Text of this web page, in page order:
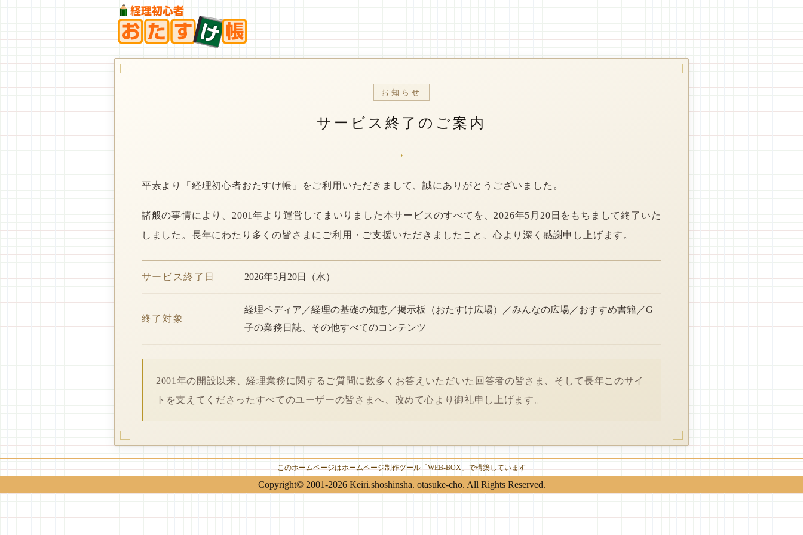
お知らせ
サービス終了のご案内
*
平素より「経理初心者おたすけ帳」をご利用いただきまして、誠にありがとうございました。
諸般の事情により、2001年より運営してまいりました本サービスのすべてを、2026年5月20日をもちまして終了いた
しました。長年にわたり多くの皆さまにご利用・ご支援いただきましたこと、心より深く感謝申し上げます。
サービス終了日 2026年5月20日（水）
終了対象
経理ペディア／経理の基礎の知恵／掲示板（おたすけ広場）／みんなの広場／おすすめ書籍／G
子の業務日誌、その他すべてのコンテンツ
2001年の開設以来、経理業務に関するご質問に数多くお答えいただいた回答者の皆さま、そして長年このサイ
トを支えてくださったすべてのユーザーの皆さまへ、改めて心より御礼申し上げます。
このホームページはホームページ制作ツール「WEB-BOX」で構築しています
Copyright© 2001-2026 Keiri.shoshinsha. otasuke-cho. All Rights Reserved.